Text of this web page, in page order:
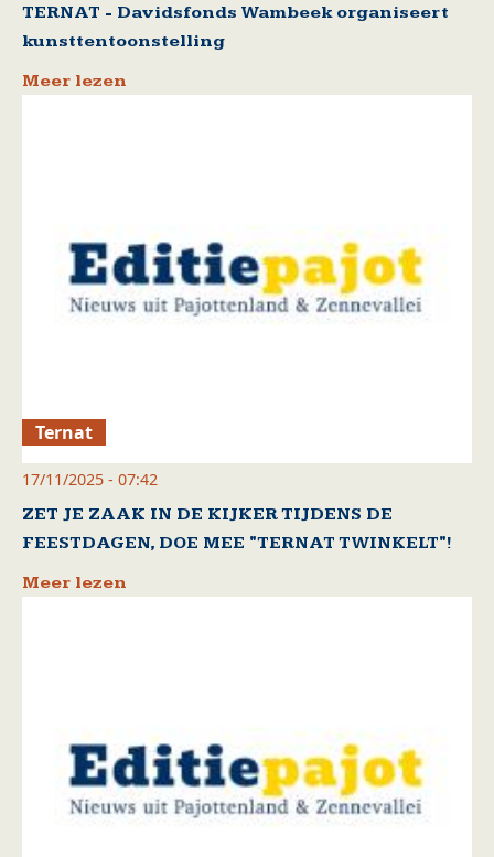
TERNAT - Davidsfonds Wambeek organiseert
kunsttentoonstelling
Meer lezen
Ternat
17/11/2025 - 07:42
ZET JE ZAAK IN DE KIJKER TIJDENS DE
FEESTDAGEN, DOE MEE "TERNAT TWINKELT"!
Meer lezen